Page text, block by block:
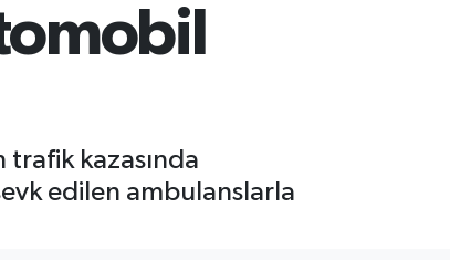
trafik kazasında
edilen ambulanslarla